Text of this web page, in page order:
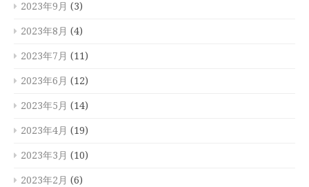
2023年9月 (3)
2023年8月 (4)
2023年7月 (11)
2023年6月 (12)
2023年5月 (14)
2023年4月 (19)
2023年3月 (10)
2023年2月 (6)